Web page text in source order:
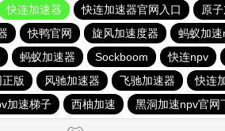
快连加速器 快连加速器官网入口 原
快鸭官网 旋风加速度器 蚂蚁加
蚂蚁加速器 Sockboom 快连npv
版 风驰加速器 飞驰加速器 快连
加速梯子 西柚加速 黑洞加速npv官网